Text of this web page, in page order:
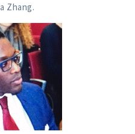
Zhang.